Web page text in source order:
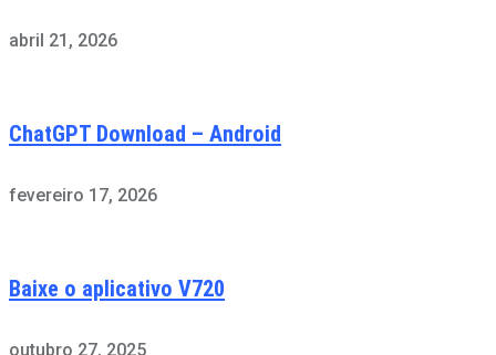
abril 21, 2026
ChatGPT Download – Android
fevereiro 17, 2026
Baixe o aplicativo V720
outubro 27, 2025